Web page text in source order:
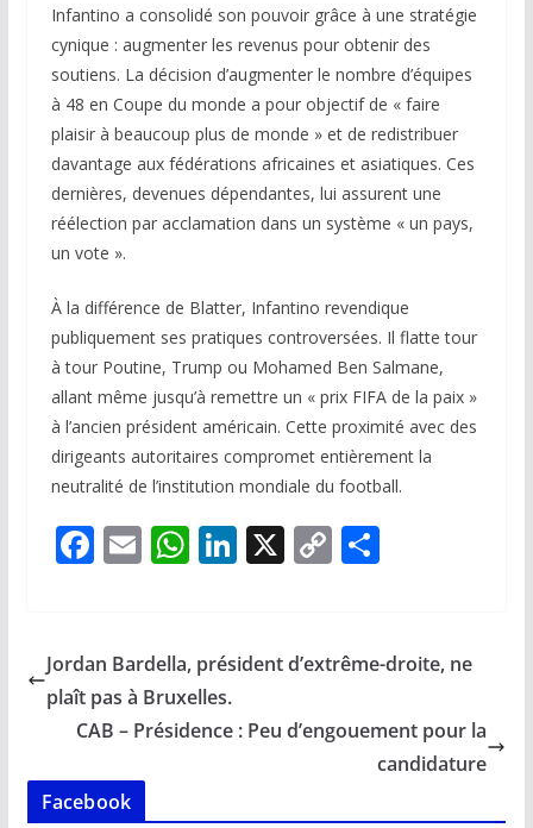
Infantino a consolidé son pouvoir grâce à une stratégie
cynique : augmenter les revenus pour obtenir des
soutiens. La décision d’augmenter le nombre d’équipes
à 48 en Coupe du monde a pour objectif de « faire
plaisir à beaucoup plus de monde » et de redistribuer
davantage aux fédérations africaines et asiatiques. Ces
dernières, devenues dépendantes, lui assurent une
réélection par acclamation dans un système « un pays,
un vote ».
À la différence de Blatter, Infantino revendique
publiquement ses pratiques controversées. Il flatte tour
à tour Poutine, Trump ou Mohamed Ben Salmane,
allant même jusqu’à remettre un « prix FIFA de la paix »
à l’ancien président américain. Cette proximité avec des
dirigeants autoritaires compromet entièrement la
neutralité de l’institution mondiale du football.
F
b
o
o
k
E
l
W
s
A
p
Li
e
n
X C
y
n
P
g
Jordan Bardella, président d’extrême-droite, ne
plaît pas à Bruxelles.
CAB – Présidence : Peu d’engouement pour la
candidature
Facebook